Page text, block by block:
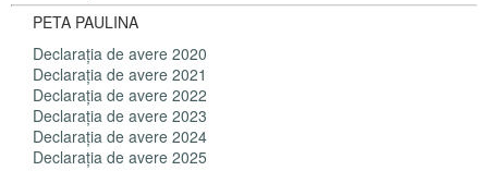
PETA PAULINA
Declaraţia de avere 2020
Declaraţia de avere 2021
Declaraţia de avere 2022
Declaraţia de avere 2023
Declaraţia de avere 2024
Declaraţia de avere 2025